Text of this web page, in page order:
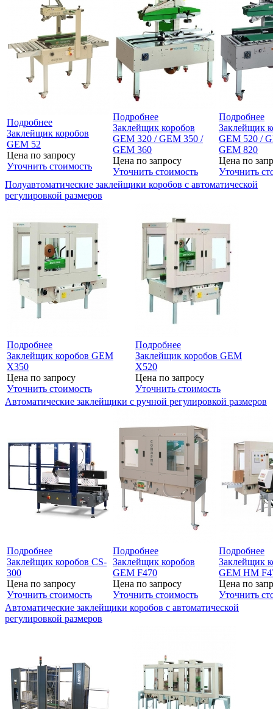
Подробнее
Заклейщик коробов
GEM 52
Цена по запросу
Уточнить стоимость
Подробнее
Заклейщик коробов
GEM 320 / GEM 350 /
GEM 360
Цена по запросу
Уточнить стоимость
Подробнее
Заклейщик
GEM 520 /
GEM 820
Цена по
Уточнить
Полуавтоматические заклейщики коробов с автоматической
регулировкой размеров
Подробнее
Заклейщик коробов GEM
X350
Цена по запросу
Уточнить стоимость
Подробнее
Заклейщик коробов GEM
X520
Цена по запросу
Уточнить стоимость
Автоматические заклейщики с ручной регулировкой размеров
Подробнее
Заклейщик коробов CS-
300
Цена по запросу
Уточнить стоимость
Подробнее
Заклейщик коробов
GEM F470
Цена по запросу
Уточнить стоимость
Подробнее
Заклейщик
GEM HM
Цена по
Уточнить
Автоматические заклейщики коробов с автоматической
регулировкой размеров